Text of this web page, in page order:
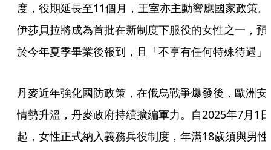
度，役期延長至11個月，王室亦主動響應國家政策。
伊莎貝拉將成為首批在新制度下服役的女性之一，預
於今年夏季畢業後報到，且「不享有任何特殊待遇」
丹麥近年強化國防政策，在俄烏戰爭爆發後，歐洲安
情勢升溫，丹麥政府持續擴編軍力。自2025年7月1日
起，女性正式納入義務兵役制度，年滿18歲須與男性